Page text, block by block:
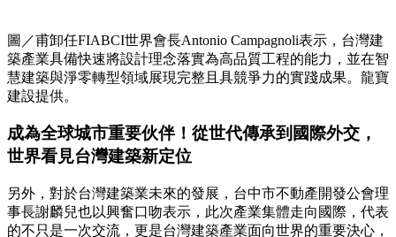
圖／甫卸任FIABCI世界會長Antonio Campagnoli表示，台灣建
築產業具備快速將設計理念落實為高品質工程的能力，並在智
慧建築與淨零轉型領域展現完整且具競爭力的實踐成果。龍寶
建設提供。
成為全球城市重要伙伴！從世代傳承到國際外交，
世界看見台灣建築新定位
另外，對於台灣建築業未來的發展，台中市不動產開發公會理
事長謝麟兒也以興奮口吻表示，此次產業集體走向國際，代表
的不只是一次交流，更是台灣建築產業面向世界的重要決心，